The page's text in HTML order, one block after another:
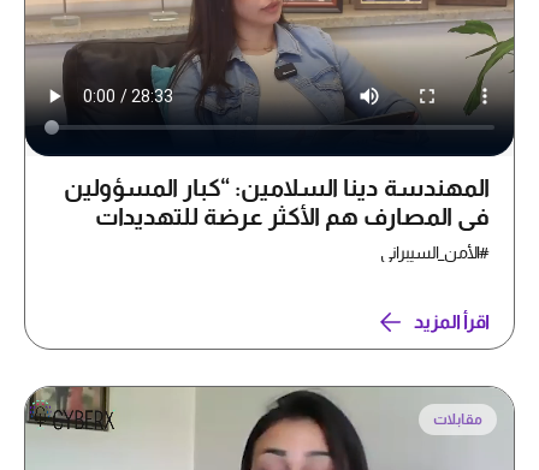
المهندسة دينا السلامين: “كبار المسؤولين
في المصارف هم الأكثر عرضة للتهديدات
السيبرانية”
#الأمن_السيبراني
اقرأ المزيد
مقابلات